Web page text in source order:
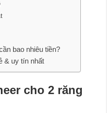
bao nhiêu tiền?
& uy tín nhất
cho 2 răng